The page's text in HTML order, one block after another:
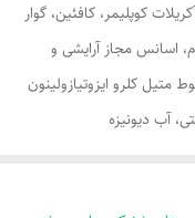
کوپلیمر، کافئین، گوار
اسانس مجاز آرایشی و
کلرو ایزوتیازولینون
آب دیونیزه